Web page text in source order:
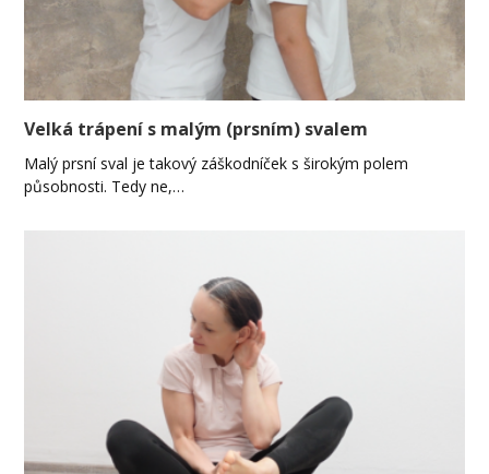
Velká trápení s malým (prsním) svalem
Malý prsní sval je takový záškodníček s širokým polem
působnosti. Tedy ne,…